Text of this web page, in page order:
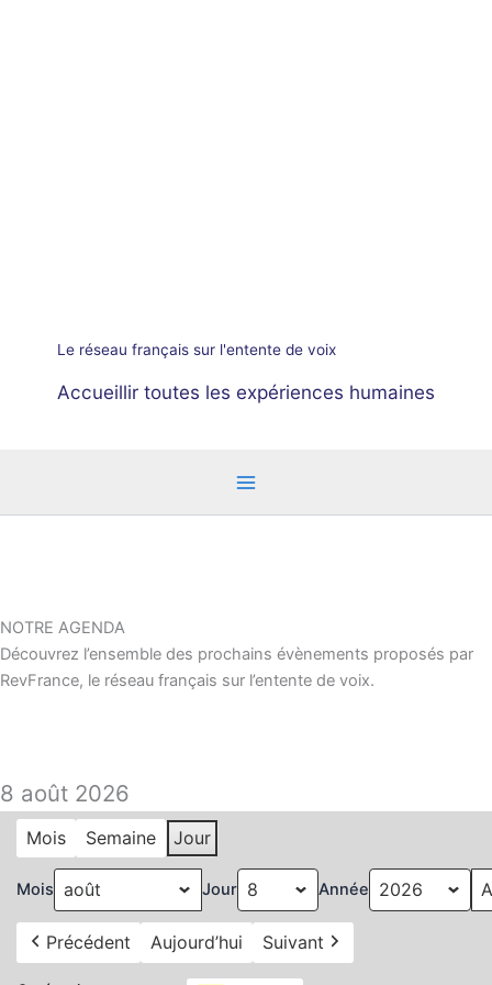
Le réseau français sur l'entente de voix
Accueillir toutes les expériences humaines
NOTRE AGENDA
Découvrez l’ensemble des prochains évènements proposés par
RevFrance, le réseau français sur l’entente de voix.
8 août 2026
Mois Semaine Jour
Mois Jour Année
Précédent Aujourd’hui Suivant